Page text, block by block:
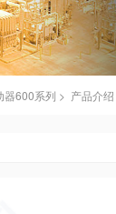
器600系列 > 产品介绍